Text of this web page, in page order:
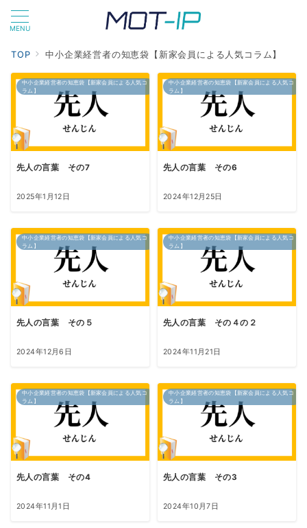
MENU
TOP 中小企業経営者の知恵袋【新家会員による人気コラム】
中小企業経営者の知恵袋【新家会員による人気コ
ラム】
先人の言葉 その7
2025年1月12日
中小企業経営者の知恵袋【新家会員による人気コ
ラム】
先人の言葉 その6
2024年12月25日
中小企業経営者の知恵袋【新家会員による人気コ
ラム】
先人の言葉 その５
2024年12月6日
中小企業経営者の知恵袋【新家会員による人気コ
ラム】
先人の言葉 その４の２
2024年11月21日
中小企業経営者の知恵袋【新家会員による人気コ
ラム】
先人の言葉 その4
2024年11月1日
中小企業経営者の知恵袋【新家会員による人気コ
ラム】
先人の言葉 その3
2024年10月7日